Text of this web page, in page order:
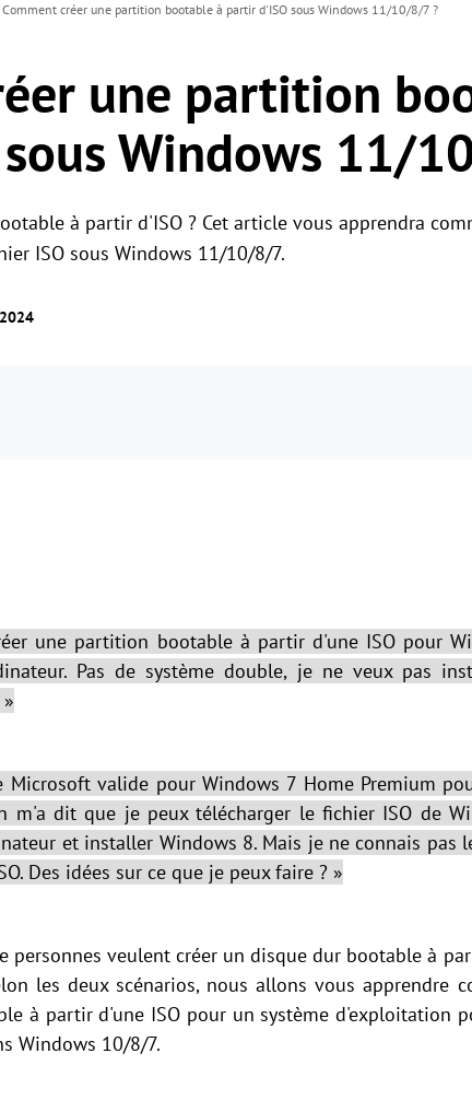
Comment créer une partition bootable à partir d'ISO sous Windows 11/10/8/7 ?
une partition
Windows 11/
à partir d'ISO ? Cet article vous apprendra
ISO sous Windows 11/10/8/7.
une partition bootable à partir d'une ISO pour
Pas de système double, je ne veux pas
Microsoft valide pour Windows 7 Home Premium
m'a dit que je peux télécharger le fichier ISO de
et installer Windows 8. Mais je ne connais pas
Des idées sur ce que je peux faire ? »
personnes veulent créer un disque dur bootable à
les deux scénarios, nous allons vous apprendre
à partir d'une ISO pour un système d'exploitation
Windows 10/8/7.